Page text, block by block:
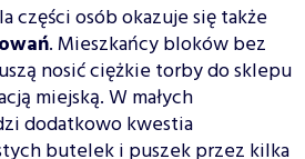
części osób okazuje się także
. Mieszkańcy bloków bez
nosić ciężkie torby do sklepu
miejską. W małych
dodatkowo kwestia
butelek i puszek przez kilka